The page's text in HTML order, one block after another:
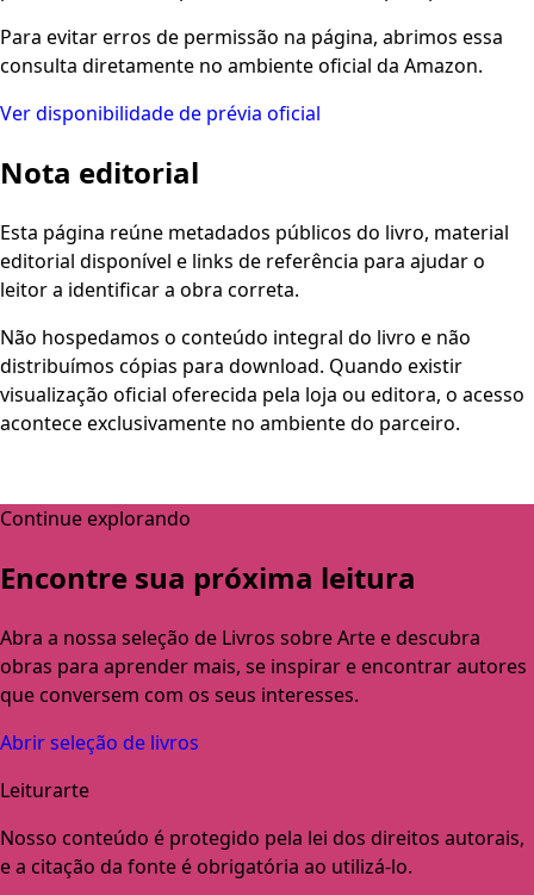
Para evitar erros de permissão na página, abrimos essa
consulta diretamente no ambiente oficial da Amazon.
Ver disponibilidade de prévia oficial
Nota editorial
Esta página reúne metadados públicos do livro, material
editorial disponível e links de referência para ajudar o
leitor a identificar a obra correta.
Não hospedamos o conteúdo integral do livro e não
distribuímos cópias para download. Quando existir
visualização oficial oferecida pela loja ou editora, o acesso
acontece exclusivamente no ambiente do parceiro.
Continue explorando
Encontre sua próxima leitura
Abra a nossa seleção de Livros sobre Arte e descubra
obras para aprender mais, se inspirar e encontrar autores
que conversem com os seus interesses.
Abrir seleção de livros
Leiturarte
Nosso conteúdo é protegido pela lei dos direitos autorais,
e a citação da fonte é obrigatória ao utilizá-lo.